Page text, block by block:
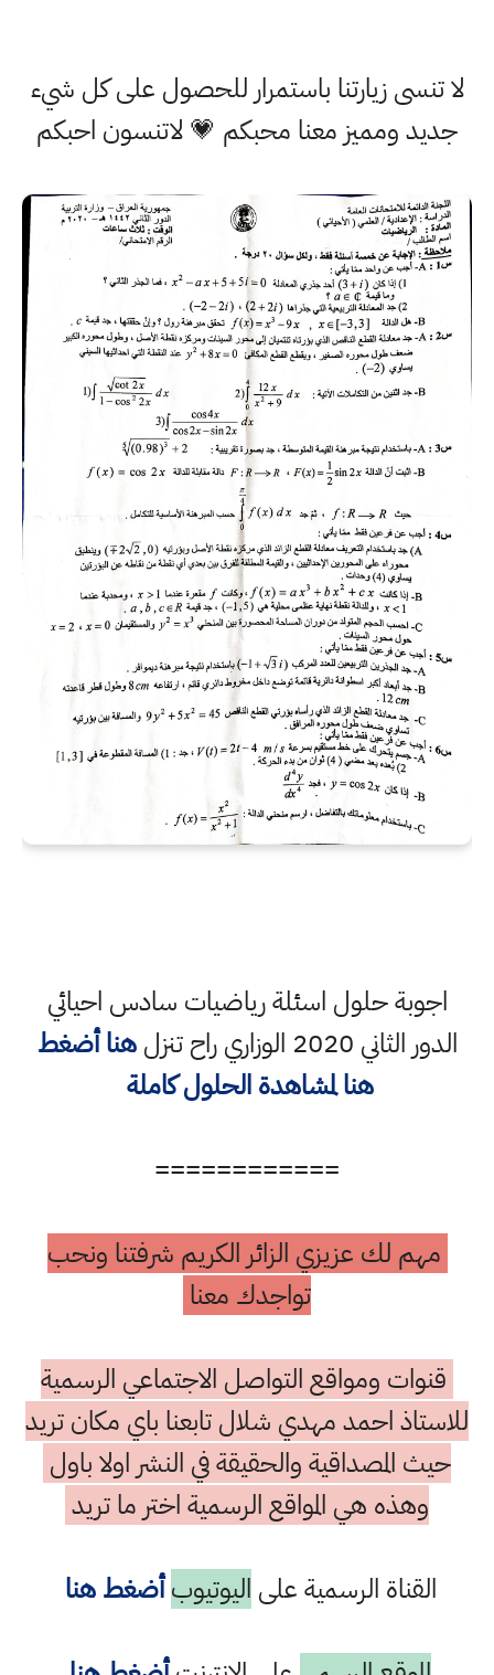
لا تنسى زيارتنا باستمرار للحصول على كل شيء
جديد ومميز معنا محبكم 💗 لاتنسون احبكم
اجوبة حلول اسئلة رياضيات سادس احيائي
الدور الثاني 2020 الوزاري راح تنزل
هنا أضغط
هنا لمشاهدة الحلول كاملة
============
مهم لك عزيزي الزائر الكريم شرفتنا ونحب
تواجدك معنا
قنوات ومواقع التواصل الاجتماعي الرسمية
للاستاذ احمد مهدي شلال تابعنا باي مكان تريد
حيث المصداقية والحقيقة في النشر اولا باول
وهذه هي المواقع الرسمية اختر ما تريد
القناة الرسمية على اليوتيوب أضغط هنا